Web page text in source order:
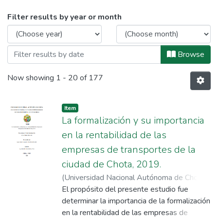
Browsing Facultad de Ciencias
Filter results by year or month
Browse
Now showing 1 - 20 of 177
Item
La formalización y su importancia
en la rentabilidad de las
empresas de transportes de la
ciudad de Chota, 2019.
(Universidad Nacional Autónoma de Chota
2020-12-18)Teran Moncada, Koqui Rafael
Idrogo Gálvez, Milord
El propósito del presente estudio fue
determinar la importancia de la formalización
en la rentabilidad de las empresas de